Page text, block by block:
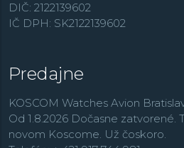
DIČ: 2122139602
IČ DPH: SK2122139602
Predajne
KOSCOM Watches Avion
Od 1.8.2026 Dočasne zatvorené.
novom Koscome. Už čoskoro.